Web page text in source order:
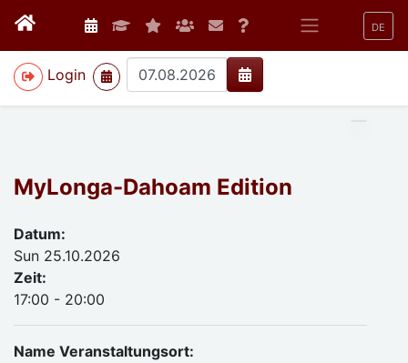
DE
Login
>
MyLonga-Dahoam Edition
Datum:
Sun 25.10.2026
Zeit:
17:00 - 20:00
Name Veranstaltungsort: